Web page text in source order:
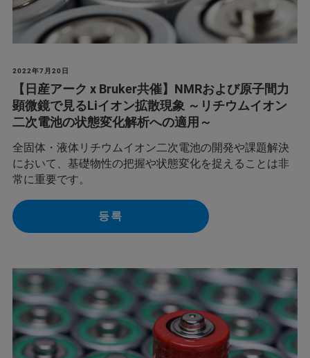
2022年7月20日
【日産アーク x Bruker共催】NMRおよび原子間力
顕微鏡で見るLiイオン拡散現象 ～リチウムイオン
二次電池の状態変化解析への適用～
全固体・液体リチウムイオン二次電池の開発や課題解決
において、基礎物性の把握や状態変化を捉えることは非
常に重要です。
등록